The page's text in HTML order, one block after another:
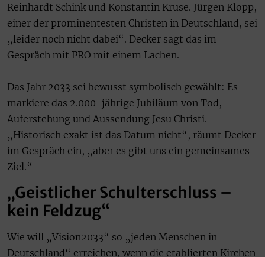
Reinhardt Schink und Konstantin Kruse. Jürgen Klopp,
einer der prominentesten Christen in Deutschland, sei
„leider noch nicht dabei“. Decker sagt das im
Gespräch mit PRO mit einem Lachen.
Das Jahr 2033 sei bewusst symbolisch gewählt: Es
markiere das 2.000-jährige Jubiläum von Tod,
Auferstehung und Aussendung Jesu Christi.
„Historisch exakt ist das Datum nicht“, räumt Decker
im Gespräch ein, „aber es gibt uns ein gemeinsames
Ziel.“
„Geistlicher Schulterschluss –
kein Feldzug“
Wie will „Vision2033“ so „jeden Menschen in
Deutschland“ erreichen, wenn die etablierten Kirchen